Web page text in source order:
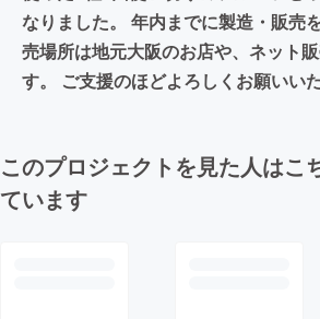
なりました。 年内までに製造・販売
売場所は地元大阪のお店や、ネット
す。 ご支援のほどよろしくお願いい
このプロジェクトを見た人はこ
ています